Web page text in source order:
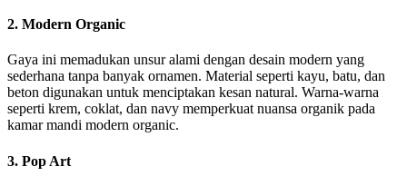
2. Modern Organic
Gaya ini memadukan unsur alami dengan desain modern yang
sederhana tanpa banyak ornamen. Material seperti kayu, batu, dan
beton digunakan untuk menciptakan kesan natural. Warna-warna
seperti krem, coklat, dan navy memperkuat nuansa organik pada
kamar mandi modern organic.
3. Pop Art